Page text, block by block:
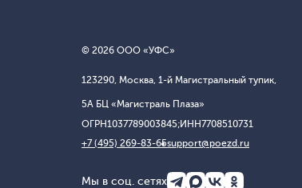
© 2026 ООО «УФС»
123290, Москва, 1-й Магистральный тупик,
5А БЦ «Магистраль Плаза»
ОГРН1037789003845;ИНН7708510731
+7 (495) 269-83-65support@poezd.ru
Мы в соц. сетях